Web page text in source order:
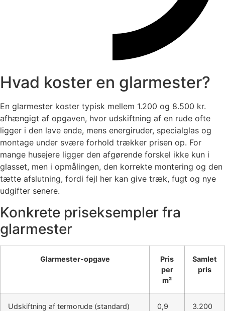
Hvad koster en glarmester?
En glarmester koster typisk mellem 1.200 og 8.500 kr.
afhængigt af opgaven, hvor udskiftning af en rude ofte
ligger i den lave ende, mens energiruder, specialglas og
montage under svære forhold trækker prisen op. For
mange husejere ligger den afgørende forskel ikke kun i
glasset, men i opmålingen, den korrekte montering og den
tætte afslutning, fordi fejl her kan give træk, fugt og nye
udgifter senere.
Konkrete priseksempler fra
glarmester
Glarmester-opgave
Pris
per
m²
Samlet
pris
Udskiftning af termorude (standard)
0,9
3.200